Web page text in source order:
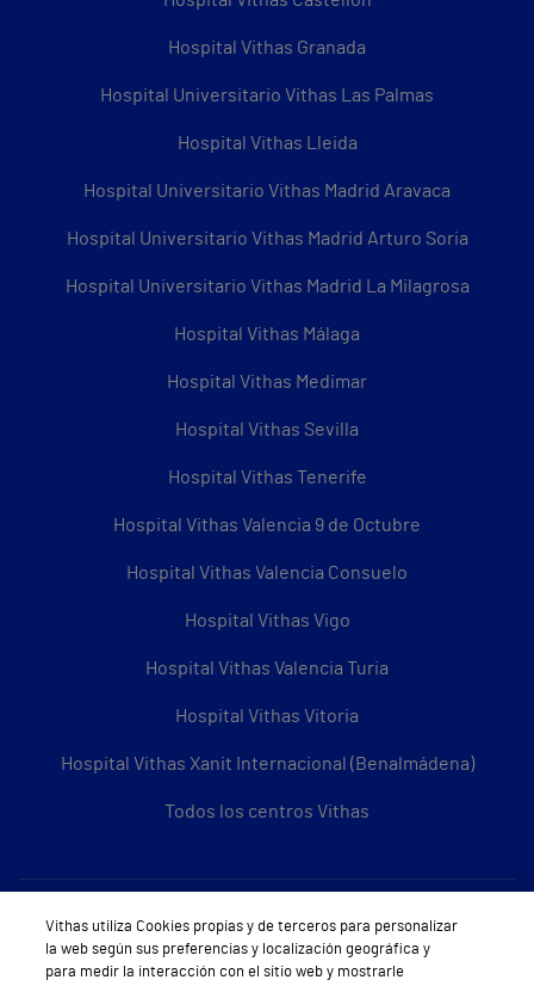
Hospital Vithas Granada
Hospital Universitario Vithas Las Palmas
Hospital Vithas Lleida
Hospital Universitario Vithas Madrid Aravaca
Hospital Universitario Vithas Madrid Arturo Soria
Hospital Universitario Vithas Madrid La Milagrosa
Hospital Vithas Málaga
Hospital Vithas Medimar
Hospital Vithas Sevilla
Hospital Vithas Tenerife
Hospital Vithas Valencia 9 de Octubre
Hospital Vithas Valencia Consuelo
Hospital Vithas Vigo
Hospital Vithas Valencia Turia
Hospital Vithas Vitoria
Hospital Vithas Xanit Internacional (Benalmádena)
Todos los centros Vithas
Sobre Vithas
Quiénes somos
Vithas utiliza Cookies propias y de terceros para personalizar
la web según sus preferencias y localización geográfica y
para medir la interacción con el sitio web y mostrarle